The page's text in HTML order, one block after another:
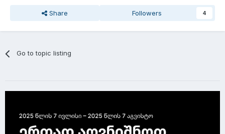
Share Followers 4
Go to topic listing